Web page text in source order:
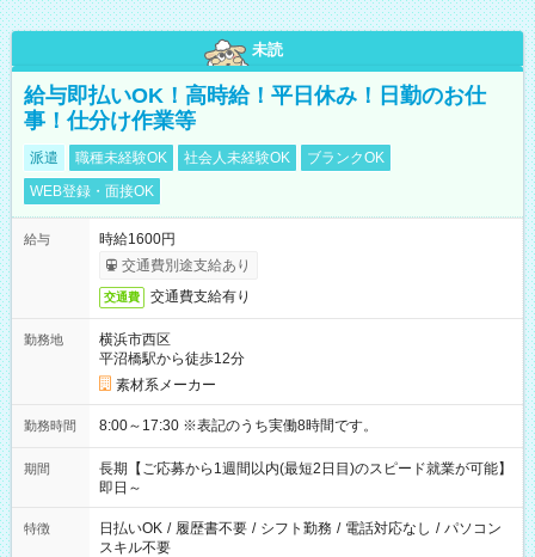
未読
給与即払いOK！高時給！平日休み！日勤のお仕
事！仕分け作業等
派遣 職種未経験OK 社会人未経験OK
ブランクOK
WEB登録・面接OK
給与
時給1600円
交通費別途支給あり
交通費 交通費支給有り
勤務地
横浜市西区
平沼橋駅から徒歩12分
素材系メーカー
勤務時間 8:00～17:30 ※表記のうち実働8時間です。
期間
長期【ご応募から1週間以内(最短2日目)のスピード就業が可能】
即日～
特徴 日払いOK / 履歴書不要 / シフト勤務 / 電話対応なし / パソコン
スキル不要